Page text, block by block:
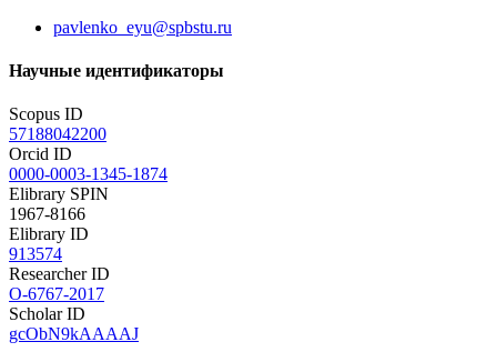
pavlenko_eyu@spbstu.ru
Научные идентификаторы
Scopus ID
57188042200
Orcid ID
0000-0003-1345-1874
Elibrary SPIN
1967-8166
Elibrary ID
913574
Researcher ID
O-6767-2017
Scholar ID
gcObN9kAAAAJ